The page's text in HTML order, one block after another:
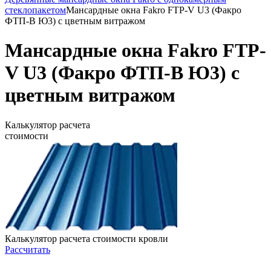
стеклопакетомМансардные окна Fakro FTP-V U3 (Факро
ФТП-В Ю3) с цветным витражом
Мансардные окна Fakro FTP-
V U3 (Факро ФТП-В Ю3) с
цветным витражом
Калькулятор расчета
стоимости
Калькулятор расчета стоимости кровли
Рассчитать